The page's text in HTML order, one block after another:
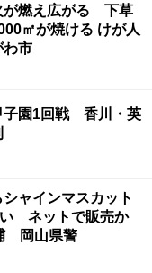
が燃え広がる 下草
㎡が焼ける けが人
市
子園1回戦 香川・英
ャインマスカット
い ネットで販売か
岡山県警